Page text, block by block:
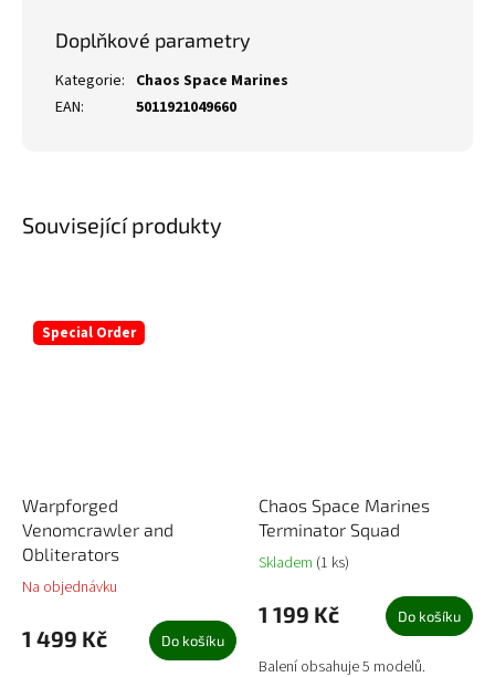
Související produkty
Special Order
Warpforged
Venomcrawler and
Obliterators
Na objednávku
1 499 Kč Do košíku
Chaos Space Marines
Terminator Squad
Skladem (1 ks)
1 199 Kč Do košíku
Balení obsahuje 5 modelů.
Doplňkové parametry
Kategorie: Chaos Space Marines
EAN: 5011921049660